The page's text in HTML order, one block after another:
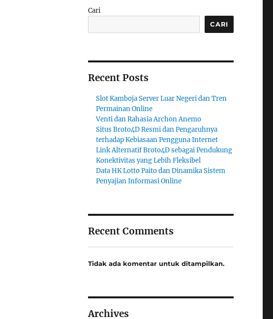
Cari
CARI
Recent Posts
Slot Kamboja Server Luar Negeri dan Tren
Permainan Online
Venti dan Rahasia Archon Anemo
Situs Broto4D Resmi dan Pengaruhnya
terhadap Kebiasaan Pengguna Internet
Link Alternatif Broto4D sebagai Pendukung
Konektivitas yang Lebih Fleksibel
Data HK Lotto Paito dan Dinamika Sistem
Penyajian Informasi Online
Recent Comments
Tidak ada komentar untuk ditampilkan.
Archives